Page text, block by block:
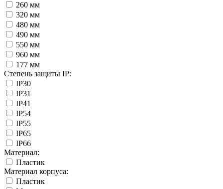
260 мм
320 мм
480 мм
490 мм
550 мм
960 мм
177 мм
Степень защиты IP:
IP30
IP31
IP41
IP54
IP55
IP65
IP66
Материал:
Пластик
Материал корпуса:
Пластик